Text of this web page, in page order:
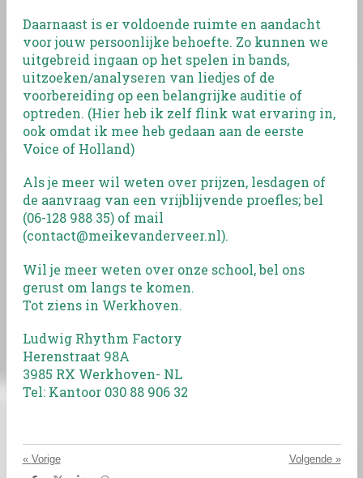
Daarnaast is er voldoende ruimte en aandacht
voor jouw persoonlijke behoefte. Zo kunnen we
uitgebreid ingaan op het spelen in bands,
uitzoeken/analyseren van liedjes of de
voorbereiding op een belangrijke auditie of
optreden. (Hier heb ik zelf flink wat ervaring in,
ook omdat ik mee heb gedaan aan de eerste
Voice of Holland)
Als je meer wil weten over prijzen, lesdagen of
de aanvraag van een vrijblijvende proefles; bel
(06-128 988 35) of mail
(contact@meikevanderveer.nl).
Wil je meer weten over onze school, bel ons
gerust om langs te komen.
Tot ziens in Werkhoven.
Ludwig Rhythm Factory
Herenstraat 98A
3985 RX Werkhoven- NL
Tel: Kantoor 030 88 906 32
« Vorige Volgende»